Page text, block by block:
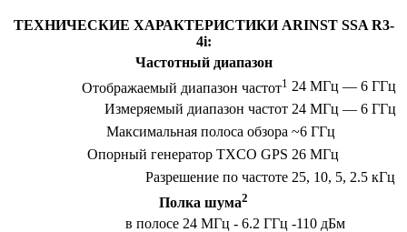
ТЕХНИЧЕСКИЕ ХАРАКТЕРИСТИКИ ARINST SSA R3-
4i:
Частотный диапазон
Отображаемый диапазон частот1 24 МГц — 6 ГГц
Измеряемый диапазон частот 24 МГц — 6 ГГц
Максимальная полоса обзора ~6 ГГц
Опорный генератор TXCO GPS 26 МГц
Разрешение по частоте 25, 10, 5, 2.5 кГц
Полка шума2
в полосе 24 МГц - 6.2 ГГц -110 дБм